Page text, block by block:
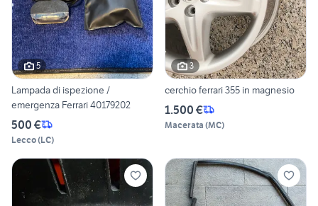
5
Lampada di ispezione /
emergenza Ferrari 40179202
500 €
Lecco(LC)
3
cerchio ferrari 355 in magnesio
1.500 €
Macerata (MC)